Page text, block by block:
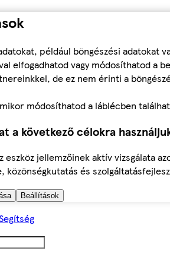
például böngészési adatokat
elfogadhatod vagy módosíthatod a
de ez nem érinti a
módosíthatod a láblécben
a következő célokra
eszköz jellemzőinek aktív
és
Beállítások